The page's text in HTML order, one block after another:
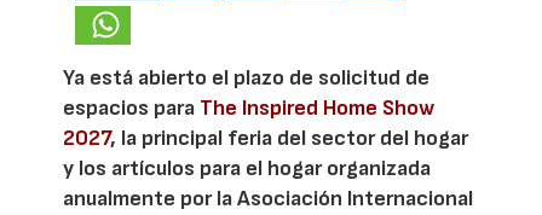
Ya está abierto el plazo de solicitud de
espacios para The Inspired Home Show
2027, la principal feria del sector del hogar
y los artículos para el hogar organizada
anualmente por la Asociación Internacional